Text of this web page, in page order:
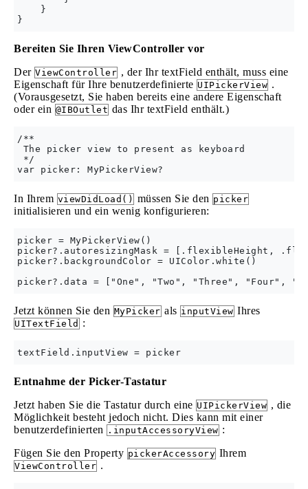
    }
Bereiten Sie Ihren ViewController vor
Der ViewController , der Ihr textField enthält, muss eine
Eigenschaft für Ihre benutzerdefinierte UIPickerView .
(Vorausgesetzt, Sie haben bereits eine andere Eigenschaft
oder ein @IBOutlet das Ihr textField enthält.)
/**
The picker view to present as keyboard
*/
In Ihrem viewDidLoad() müssen Sie den picker
initialisieren und ein wenig konfigurieren:
picker = MyPickerView()
picker?.autoresizingMask = [.flexibleHeight,
picker?.backgroundColor = UIColor.white()
Jetzt können Sie den MyPicker als inputView Ihres
UITextField :
Entnahme der Picker-Tastatur
Jetzt haben Sie die Tastatur durch eine UIPickerView , die
Möglichkeit besteht jedoch nicht. Dies kann mit einer
benutzerdefinierten
.inputAccessoryView :
Fügen Sie den Property pickerAccessory Ihrem
ViewController .